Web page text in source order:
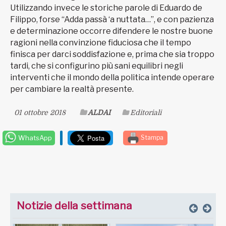
Utilizzando invece le storiche parole di Eduardo de
Filippo, forse “Adda passà ‘a nuttata…”, e con pazienza
e determinazione occorre difendere le nostre buone
ragioni nella convinzione fiduciosa che il tempo
finisca per darci soddisfazione e, prima che sia troppo
tardi, che si configurino più sani equilibri negli
interventi che il mondo della politica intende operare
per cambiare la realtà presente.
01 ottobre 2018 ALDAI Editoriali
WhatsApp Stampa
Notizie della settimana